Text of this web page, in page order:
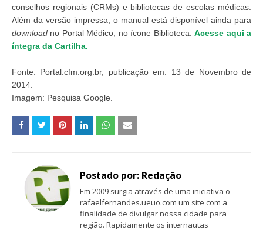
conselhos regionais (CRMs) e bibliotecas de escolas médicas.
Além da versão impressa, o manual está disponível ainda para
download no Portal Médico, no ícone Biblioteca.Acesse aqui a
íntegra da Cartilha.
Fonte: Portal.cfm.org.br, publicação em: 13 de Novembro de
2014.
Imagem: Pesquisa Google.
Postado por: Redação
Em 2009 surgia através de uma iniciativa o
rafaelfernandes.ueuo.com um site com a
finalidade de divulgar nossa cidade para
região. Rapidamente os internautas